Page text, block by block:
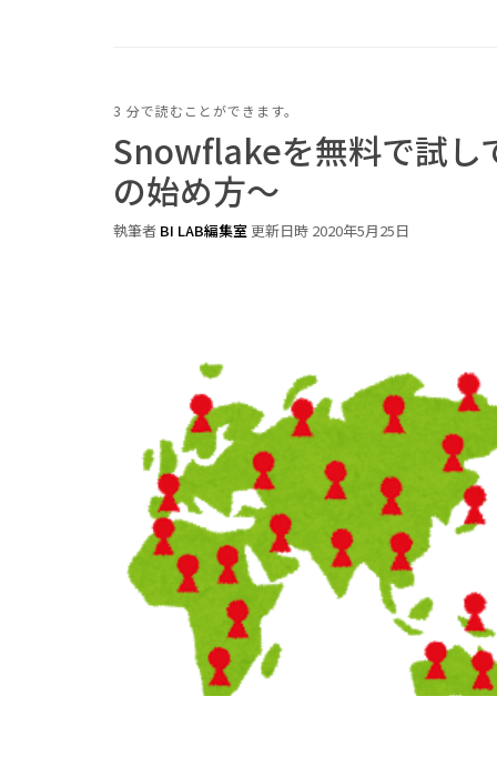
3 分で読むことができます。
Snowflakeを無料で試し
の始め方～
執筆者 BI LAB編集室更新日時 2020年5月25日